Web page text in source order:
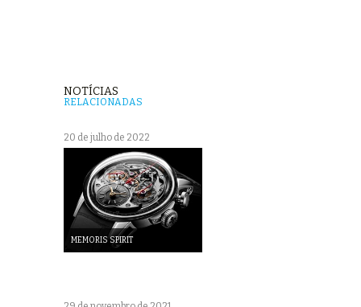
NOTÍCIAS
RELACIONADAS
20 de julho de 2022
MEMORIS SPIRIT